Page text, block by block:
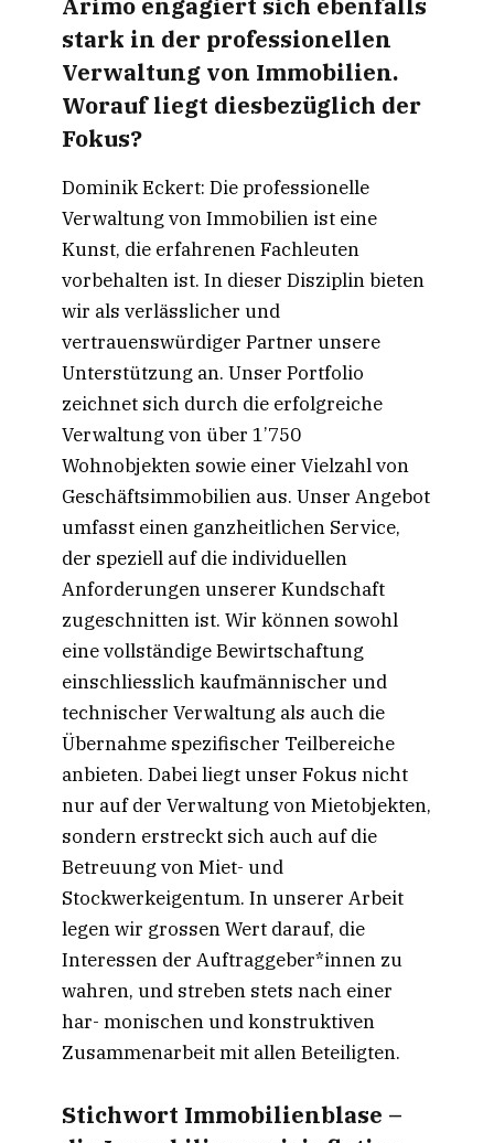
stark in der professionellen
Verwaltung von Immobilien.
Worauf liegt diesbezüglich der
Fokus?
Dominik Eckert: Die professionelle
Verwaltung von Immobilien ist eine
Kunst, die erfahrenen Fachleuten
vorbehalten ist. In dieser Disziplin bieten
wir als verlässlicher und
vertrauenswürdiger Partner unsere
Unterstützung an. Unser Portfolio
zeichnet sich durch die erfolgreiche
Verwaltung von über 1’750
Wohnobjekten sowie einer Vielzahl von
Geschäftsimmobilien aus. Unser Angebot
umfasst einen ganzheitlichen Service,
der speziell auf die individuellen
Anforderungen unserer Kundschaft
zugeschnitten ist. Wir können sowohl
eine vollständige Bewirtschaftung
einschliesslich kaufmännischer und
technischer Verwaltung als auch die
Übernahme spezifischer Teilbereiche
anbieten. Dabei liegt unser Fokus nicht
nur auf der Verwaltung von Mietobjekten,
sondern erstreckt sich auch auf die
Betreuung von Miet- und
Stockwerkeigentum. In unserer Arbeit
legen wir grossen Wert darauf, die
Interessen der Auftraggeber*innen zu
wahren, und streben stets nach einer
har- monischen und konstruktiven
Zusammenarbeit mit allen Beteiligten.
Stichwort Immobilienblase –